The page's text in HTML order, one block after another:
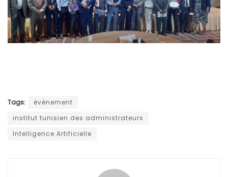
Tags:
évènement
institut tunisien des administrateurs
Intelligence Artificielle